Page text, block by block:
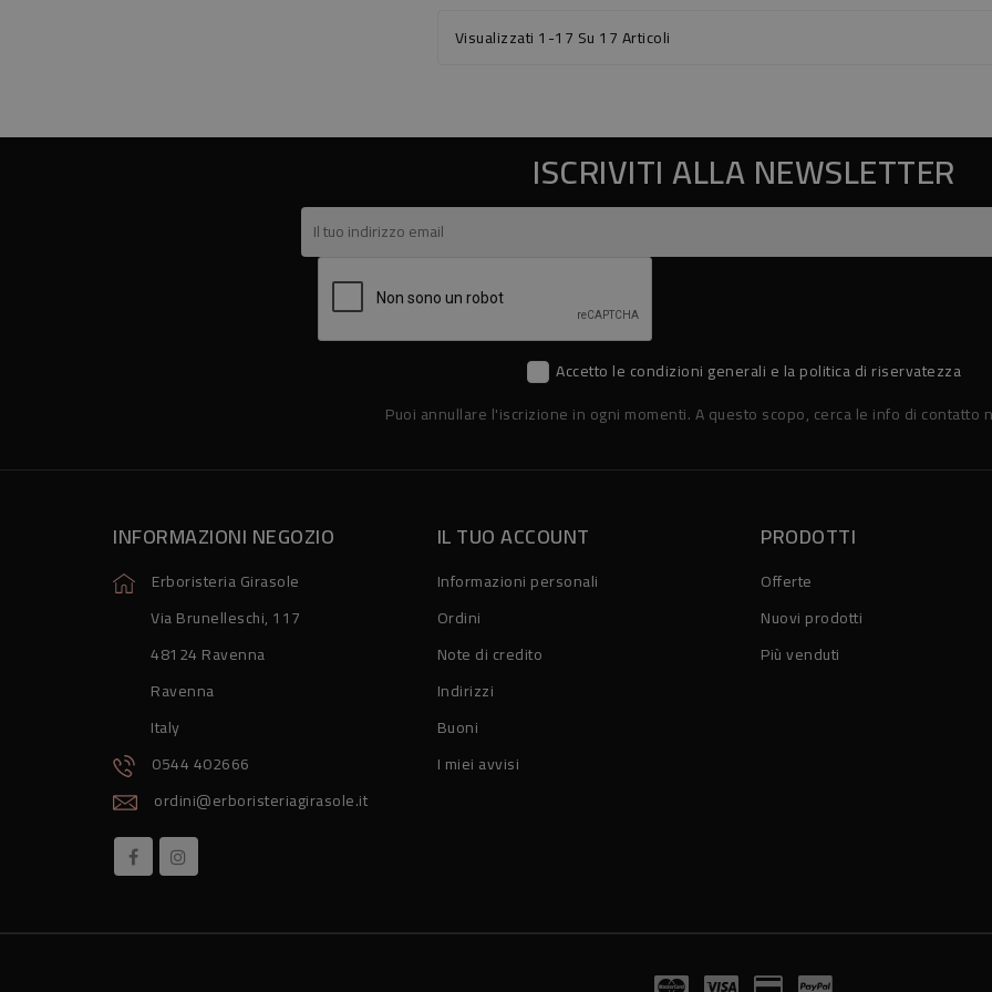
Visualizzati 1-17 Su 17 Articoli
ISCRIVITI ALLA NEWSLETTER
Accetto le condizioni generali e la politica di riservatezza
Puoi annullare l'iscrizione in ogni momenti. A questo scopo, cerca le info di contatto
INFORMAZIONI NEGOZIO
Erboristeria Girasole
Via Brunelleschi, 117
48124 Ravenna
Ravenna
Italy
0544 402666
ordini@erboristeriagirasole.it
IL TUO ACCOUNT
Informazioni personali
Ordini
Note di credito
Indirizzi
Buoni
I miei avvisi
PRODOTTI
Offerte
Nuovi prodotti
Più venduti